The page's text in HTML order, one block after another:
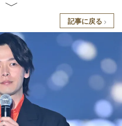
記事に戻る